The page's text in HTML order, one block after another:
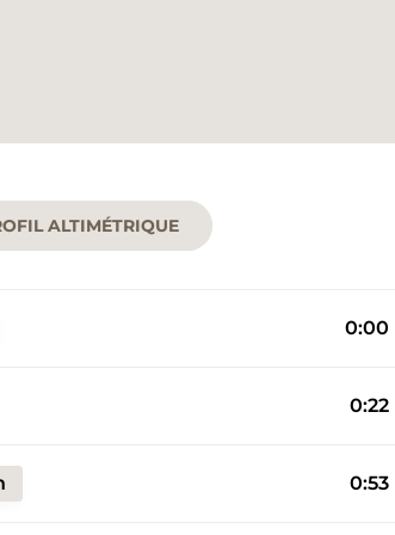
ALTIMÉTRIQUE
0:00
0:22
0:53